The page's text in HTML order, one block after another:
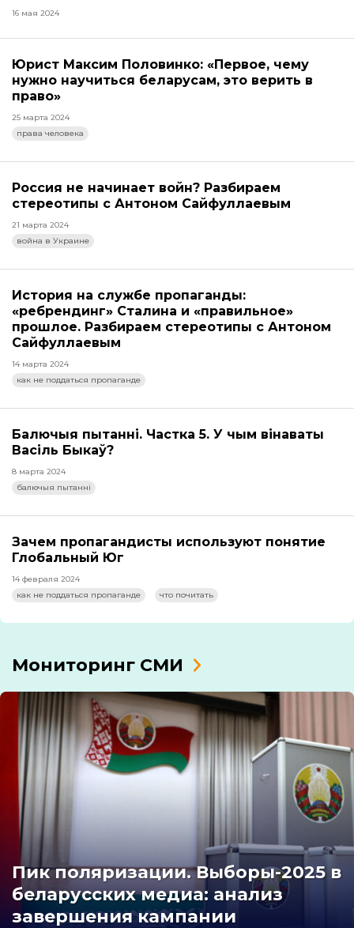
16 мая 2024
Юрист Максим Половинко: «Первое, чему
нужно научиться беларусам, это верить в
право»
25 марта 2024
права человека
Россия не начинает войн? Разбираем
стереотипы с Антоном Сайфуллаевым
21 марта 2024
война в Украине
История на службе пропаганды:
«ребрендинг» Сталина и «правильное»
прошлое. Разбираем стереотипы с Антоном
Сайфуллаевым
14 марта 2024
как не поддаться пропаганде
Балючыя пытанні. Частка 5. У чым вінаваты
Васіль Быкаў?
8 марта 2024
балючыя пытанні
Зачем пропагандисты используют понятие
Глобальный Юг
14 февраля 2024
как не поддаться пропаганде
что почитать
Мониторинг СМИ
Пик поляризации. Выборы-2025 в
беларусских медиа: анализ
завершения кампании